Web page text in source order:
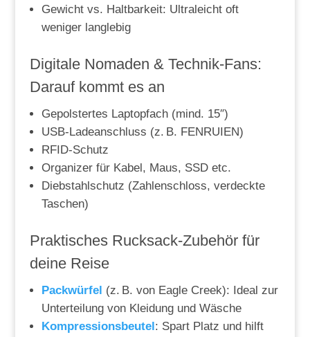
Gewicht vs. Haltbarkeit: Ultraleicht oft
weniger langlebig
Digitale Nomaden & Technik-Fans:
Darauf kommt es an
Gepolstertes Laptopfach (mind. 15″)
USB-Ladeanschluss (z. B. FENRUIEN)
RFID-Schutz
Organizer für Kabel, Maus, SSD etc.
Diebstahlschutz (Zahlenschloss, verdeckte
Taschen)
Praktisches Rucksack-Zubehör für
deine Reise
Packwürfel (z. B. von Eagle Creek): Ideal zur
Unterteilung von Kleidung und Wäsche
Kompressionsbeutel: Spart Platz und hilft